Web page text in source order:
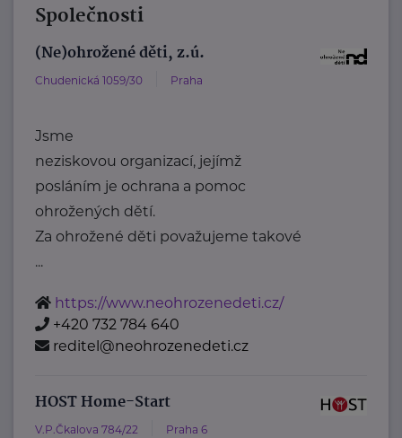
Společnosti
(Ne)ohrožené děti, z.ú.
Chudenická 1059/30 Praha
Jsme
neziskovou organizací, jejímž
posláním je ochrana a pomoc
ohrožených dětí.
Za ohrožené děti považujeme takové
...
https://www.neohrozenedeti.cz/
+420 732 784 640
reditel@neohrozenedeti.cz
HOST Home-Start
V.P.Čkalova 784/22 Praha 6